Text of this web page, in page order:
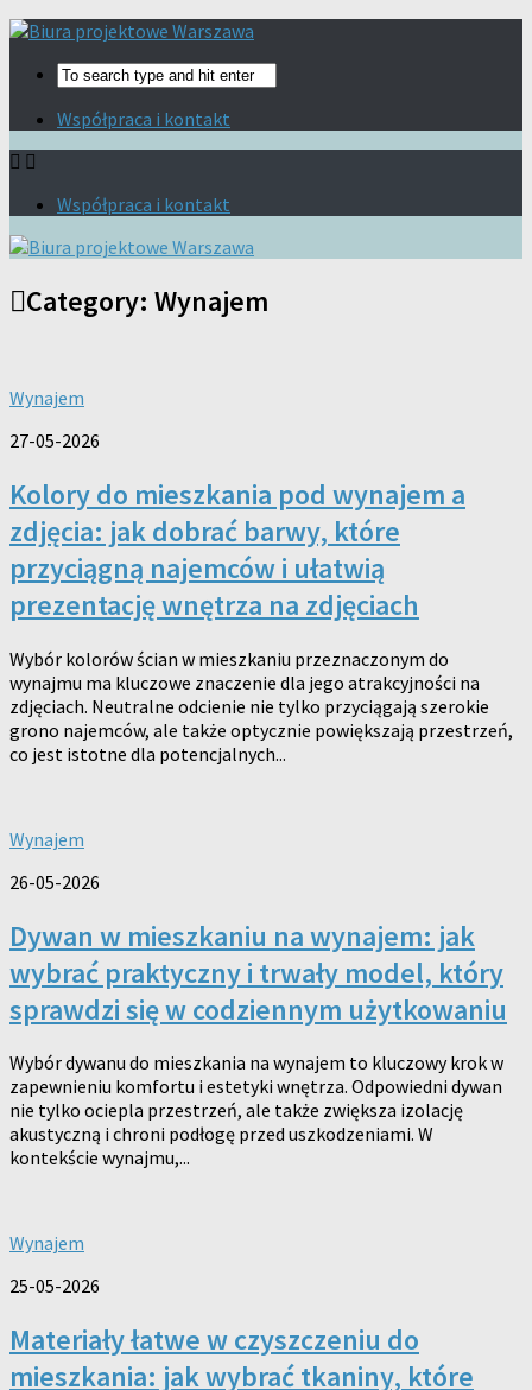
Współpraca i kontakt
Współpraca i kontakt
Category: Wynajem
Wynajem
27-05-2026
Kolory do mieszkania pod wynajem a
zdjęcia: jak dobrać barwy, które
przyciągną najemców i ułatwią
prezentację wnętrza na zdjęciach
Wybór kolorów ścian w mieszkaniu przeznaczonym do
wynajmu ma kluczowe znaczenie dla jego atrakcyjności na
zdjęciach. Neutralne odcienie nie tylko przyciągają szerokie
grono najemców, ale także optycznie powiększają przestrzeń,
co jest istotne dla potencjalnych...
Wynajem
26-05-2026
Dywan w mieszkaniu na wynajem: jak
wybrać praktyczny i trwały model, który
sprawdzi się w codziennym użytkowaniu
Wybór dywanu do mieszkania na wynajem to kluczowy krok w
zapewnieniu komfortu i estetyki wnętrza. Odpowiedni dywan
nie tylko ociepla przestrzeń, ale także zwiększa izolację
akustyczną i chroni podłogę przed uszkodzeniami. W
kontekście wynajmu,...
Wynajem
25-05-2026
Materiały łatwe w czyszczeniu do
mieszkania: jak wybrać tkaniny, które